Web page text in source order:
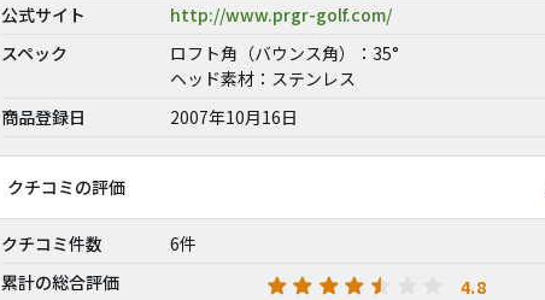
公式サイト
http://www.prgr-golf.com/
スペック
ロフト角（バウンス角）：35°
ヘッド素材：ステンレス
商品登録日
2007年10月16日
クチコミの評価
クチコミ件数
6件
累計の総合評価
4.8